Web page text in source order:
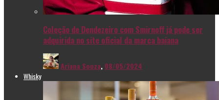
Coleção de Dendezeiro com Smirnoff já pode ser
adquirida no site oficial da marca baiana
Ariana Souza, 08/05/2024
Whisky